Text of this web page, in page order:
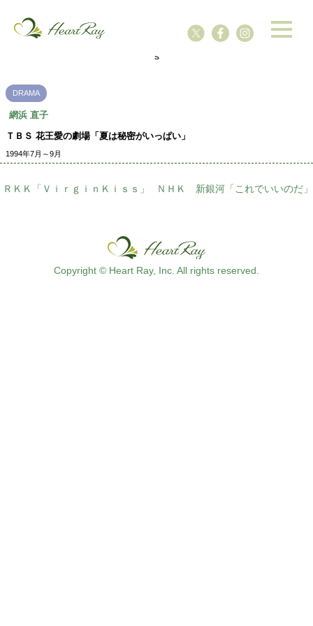
s
DRAMA
網浜 直子
ＴＢＳ 花王愛の劇場「夏は秘密がいっぱい」
1994年7月～9月
ＲＫＫ「ＶｉｒｇｉｎＫｉｓｓ」 ＮＨＫ 新銀河「これでいいのだ」
Copyright © Heart Ray, Inc. All rights reserved.